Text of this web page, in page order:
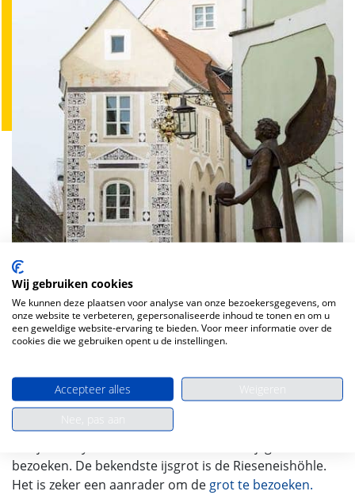
De dachtsteingletsjer is met 2995 meter de hoogste
berg van oberösterreich. Eenmaal boven op de gletsjer
bezoeken. De bekendste ijsgrot is de Rieseneishöhle.
Het is zeker een aanrader om de grot te bezoeken.
Wij gebruiken cookies
We kunnen deze plaatsen voor analyse van onze bezoekersgegevens, om
onze website te verbeteren, gepersonaliseerde inhoud te tonen en om u
een geweldige website-ervaring te bieden. Voor meer informatie over de
cookies die we gebruiken opent u de instellingen.
Accepteer alles
Nee, pas aan